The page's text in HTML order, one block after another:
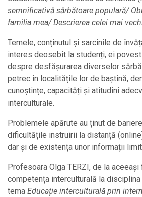
semnificativă sărbătoare populară/
familia mea/ Descrierea celei mai
Temele, conținutul și sarcinile de
interes deosebit la studenți, ei
despre desfășurarea diverselor
petrec în localitățile lor de baștină,
cunoștințe, capacități și atitudini
interculturale.
Problemele apărute au ținut de
dificultățile instruirii la distanță
dar și de existența unor informații
Profesoara Olga TERZI, de la
competența interculturală la disciplina
tema Educație interculturală prin